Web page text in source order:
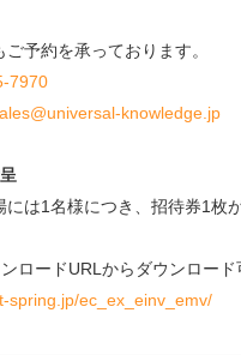
予約を承っております。
7970
knowledge.jp
は1名様につき、招待券1枚
ロードURLからダウンロード
spring.jp/ec_ex_einv_emv/